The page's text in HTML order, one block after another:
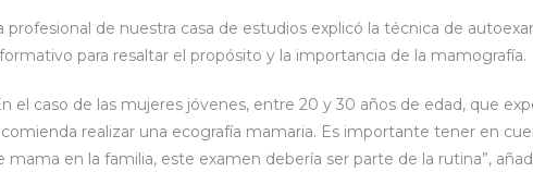
profesional de nuestra casa de estudios explicó la técnica de
para resaltar el propósito y la importancia de la mamografía.
el caso de las mujeres jóvenes, entre 20 y 30 años de edad, que
realizar una ecografía mamaria. Es importante tener en
mama en la familia, este examen debería ser parte de la rutina”,